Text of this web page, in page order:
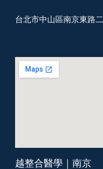
台北市中山區南京東路
越整合醫學｜南京